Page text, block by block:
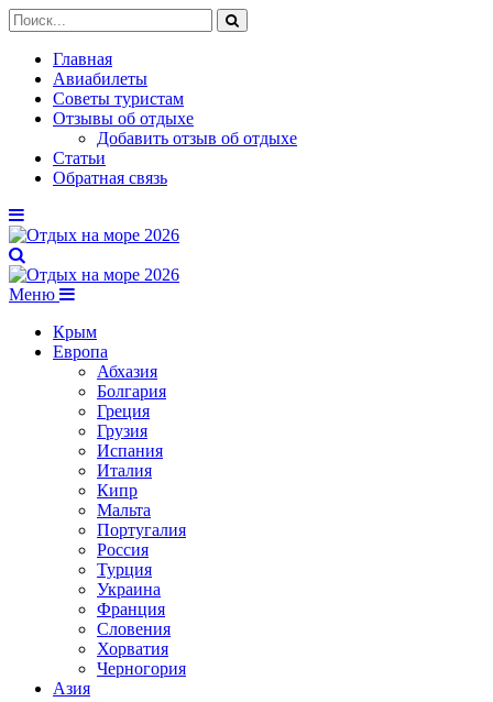
Главная
Авиабилеты
Советы туристам
Отзывы об отдыхе
Добавить отзыв об отдыхе
Статьи
Обратная связь
Меню
Крым
Европа
Абхазия
Болгария
Греция
Грузия
Испания
Италия
Кипр
Мальта
Португалия
Россия
Турция
Украина
Франция
Словения
Хорватия
Черногория
Азия